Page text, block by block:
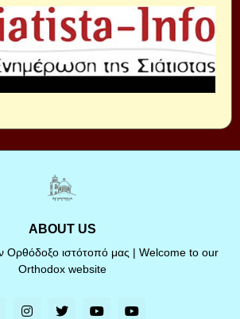
ABOUT US
Ορθόδοξο ιστότοπό μας | Welcome to our
Orthodox website